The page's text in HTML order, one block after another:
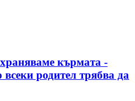
кърмата -
родител трябва да